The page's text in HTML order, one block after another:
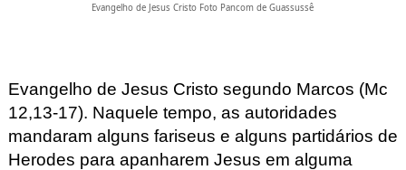
Evangelho de Jesus Cristo Foto Pancom de Guassussê
Evangelho de Jesus Cristo segundo Marcos (Mc
12,13-17). Naquele tempo, as autoridades
mandaram alguns fariseus e alguns partidários de
Herodes para apanharem Jesus em alguma